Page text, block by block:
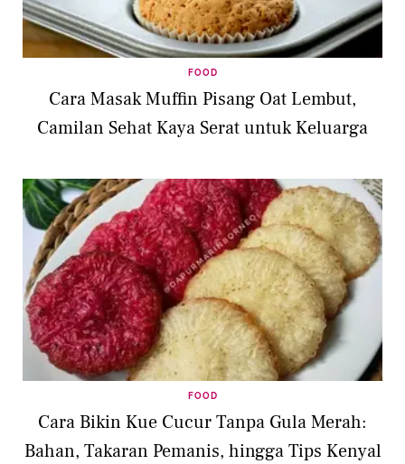
FOOD
Cara Masak Muffin Pisang Oat Lembut,
Camilan Sehat Kaya Serat untuk Keluarga
FOOD
Cara Bikin Kue Cucur Tanpa Gula Merah:
Bahan, Takaran Pemanis, hingga Tips Kenyal